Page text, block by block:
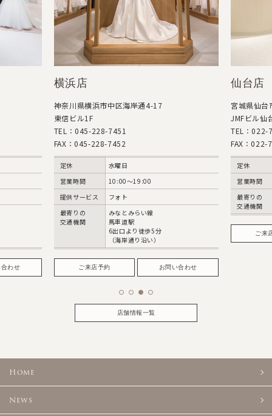
わせ
横浜店
神奈川県横浜市中区海岸通4-17
東信ビル1F
TEL：045-228-7451
FAX：045-228-7452
定休
水曜日
営業時間
10:00〜19:00
提供サービス
フォト
最寄りの
交通機関
みなとみらい線
馬車道駅
6出口より徒歩5分
（海岸通り沿い）
ご来店予約 お問い合わせ
仙台店
宮城県仙
JMFビル仙
TEL：022-
FAX：022-
定休
営業時間
最寄りの
交通機関
ご来
店舗情報一覧
Home
News